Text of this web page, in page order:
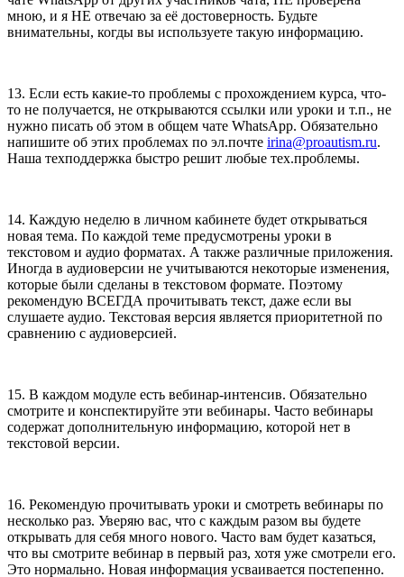
мною, и я НЕ отвечаю за её достоверность. Будьте
внимательны, когды вы используете такую информацию.
13. Если есть какие-то проблемы с прохождением курса, что-
то не получается, не открываются ссылки или уроки и т.п., не
нужно писать об этом в общем чате WhatsApp. Обязательно
напишите об этих проблемах по эл.почте irina@proautism.ru.
Наша техподдержка быстро решит любые тех.проблемы.
14. Каждую неделю в личном кабинете будет открываться
новая тема. По каждой теме предусмотрены уроки в
текстовом и аудио форматах. А также различные приложения.
Иногда в аудиоверсии не учитываются некоторые изменения,
которые были сделаны в текстовом формате. Поэтому
рекомендую ВСЕГДА прочитывать текст, даже если вы
слушаете аудио. Текстовая версия является приоритетной по
сравнению с аудиоверсией.
15. В каждом модуле есть вебинар-интенсив. Обязательно
смотрите и конспектируйте эти вебинары. Часто вебинары
содержат дополнительную информацию, которой нет в
текстовой версии.
16. Рекомендую прочитывать уроки и смотреть вебинары по
несколько раз. Уверяю вас, что с каждым разом вы будете
открывать для себя много нового. Часто вам будет казаться,
что вы смотрите вебинар в первый раз, хотя уже смотрели его.
Это нормально. Новая информация усваивается постепенно.